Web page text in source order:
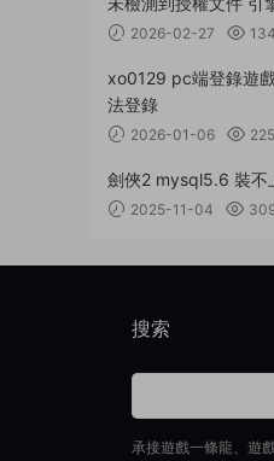
2026-02-27 134
xo0129 pc端登錄遊
法登錄
2026-01-06 225
劍俠2 mysql5.6 裝不
2025-11-04
搜索
承接遊戲一條龍、遊